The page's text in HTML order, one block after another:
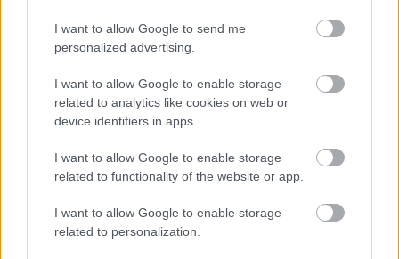
I want to allow Google to send me
personalized advertising.
I want to allow Google to enable storage
related to analytics like cookies on web or
device identifiers in apps.
I want to allow Google to enable storage
related to functionality of the website or app.
I want to allow Google to enable storage
related to personalization.
Gertler Viktor Állami áruház című filmjei is
megnézhetők. Látható Mészáros Márta női
Berlinben megkapta a legjobb filmnek járó Arany
Medve-díjat, ahova idén februárban 4K
felbontásban, teljeskörűen restaurálva tért
vissza, majd nagy sikert aratott szerte a világban,
Múzeumáig. Frissen restaurált változatban